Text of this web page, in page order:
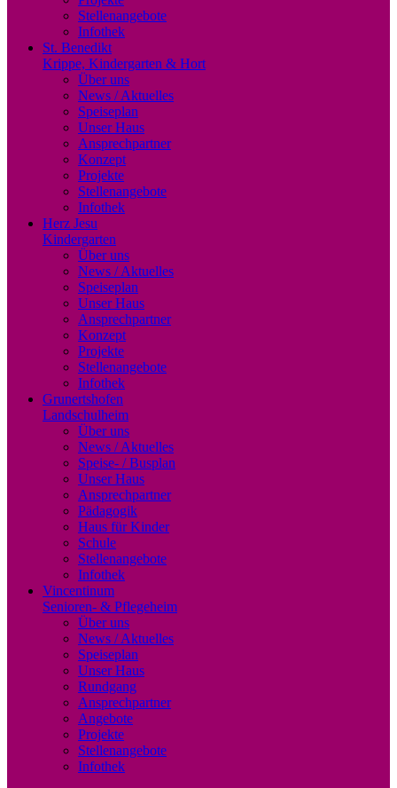
Stellenangebote
Infothek
St. Benedikt
Krippe, Kindergarten & Hort
Über uns
News / Aktuelles
Speiseplan
Unser Haus
Ansprechpartner
Konzept
Projekte
Stellenangebote
Infothek
Herz Jesu
Kindergarten
Über uns
News / Aktuelles
Speiseplan
Unser Haus
Ansprechpartner
Konzept
Projekte
Stellenangebote
Infothek
Grunertshofen
Landschulheim
Über uns
News / Aktuelles
Speise- / Busplan
Unser Haus
Ansprechpartner
Pädagogik
Haus für Kinder
Schule
Stellenangebote
Infothek
Vincentinum
Senioren- & Pflegeheim
Über uns
News / Aktuelles
Speiseplan
Unser Haus
Rundgang
Ansprechpartner
Angebote
Projekte
Stellenangebote
Infothek